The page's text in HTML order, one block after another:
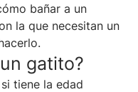
bañar a un
la que necesitan un
gatito?
tiene la edad